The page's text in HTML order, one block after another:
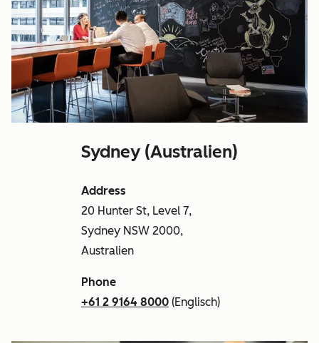
Sydney (Australien)
Address
20 Hunter St, Level 7,
Sydney NSW 2000,
Australien
Phone
+61 2 9164 8000 (Englisch)